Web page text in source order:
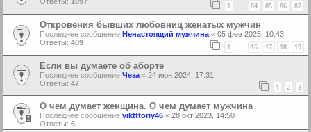
1 … 84 85 86 87
Откровения бывших любовниц женатых мужчин
Последнее сообщение Ненастоящий мужчина « 05 фев 2025, 10:43
Ответы: 409 1 … 16 17 18 19
Если вы думаете об аборте
Последнее сообщение Чеза « 24 июн 2024, 17:31
Ответы: 47 1 2 3
О чем думает женщина. О чем думает мужчина
Последнее сообщение viktttoriy46 « 28 окт 2023, 14:50
Ответы: 6